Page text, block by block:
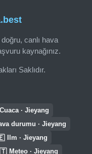
canlı hava
kaynağınız.
Saklıdır.
Cuaca · Jieyang
durumu · Jieyang
Ilm · Jieyang
Meteo · Jieyang